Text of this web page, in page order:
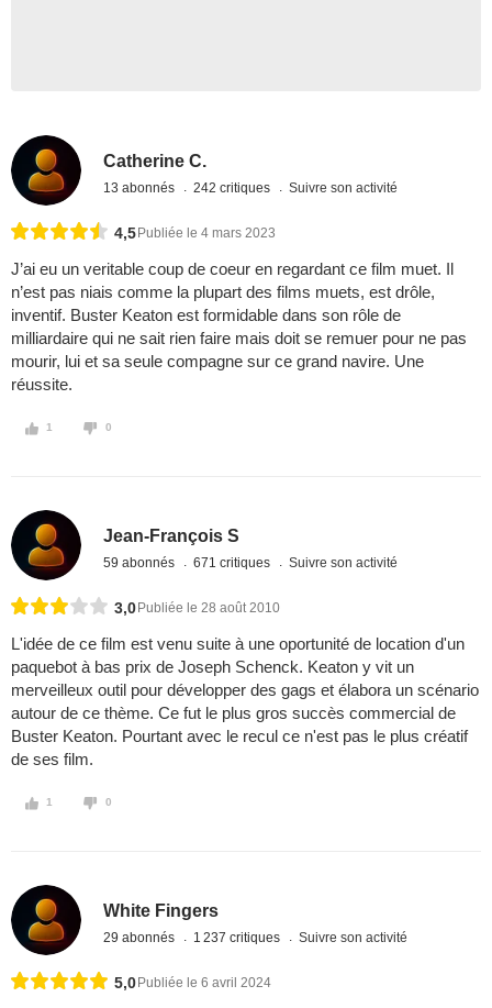
Catherine C.
13 abonnés 242 critiques Suivre son activité
4,5 Publiée le 4 mars 2023
J’ai eu un veritable coup de coeur en regardant ce film muet. Il
n’est pas niais comme la plupart des films muets, est drôle,
inventif. Buster Keaton est formidable dans son rôle de
milliardaire qui ne sait rien faire mais doit se remuer pour ne pas
mourir, lui et sa seule compagne sur ce grand navire. Une
réussite.
1 0
Jean-François S
59 abonnés 671 critiques Suivre son activité
3,0 Publiée le 28 août 2010
L'idée de ce film est venu suite à une oportunité de location d'un
paquebot à bas prix de Joseph Schenck. Keaton y vit un
merveilleux outil pour développer des gags et élabora un scénario
autour de ce thème. Ce fut le plus gros succès commercial de
Buster Keaton. Pourtant avec le recul ce n'est pas le plus créatif
de ses film.
1 0
White Fingers
29 abonnés 1 237 critiques Suivre son activité
5,0 Publiée le 6 avril 2024